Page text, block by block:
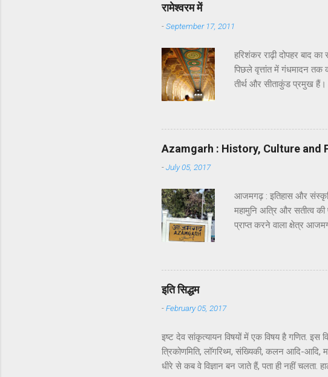
रामेश्वरम में
-September 17, 2011
हरिशंकर राढ़ी दोपहर बाद
पिछले वृत्तांत में गंधमादन तक
तीर्थ और सीताकुंड प्रमुख हैं।
सेतु को दिखाने के लिए और
और भगवान शिव की पूजा
किया । इन्हीं कुंडों का नाम
अवश्य होता है। स्थानीय
Azamgarh : History, Culture and
-July 05, 2017
आजमगढ़ : इतिहास और
महामुनि अत्रि और सतीत्व की
प्राप्त करने वाला क्षेत्र
सौन्दर्य को छिपाए अपने
हो रहा होगा कि जिस
इति सिद्धम
-February 05, 2017
इष्ट देव सांकृत्यायन विषयों में एक विषय है गणित.
त्रिकोणमिति, लॉगरिथ्म, संख्यिकी, कलन आदि-
धीरे से कब वे विज्ञान बन जाते हैं, पता ही नहीं चलता.